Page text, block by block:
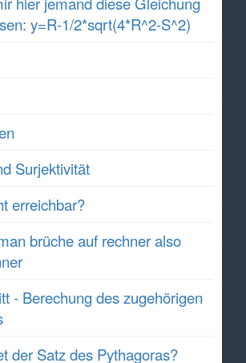
y=R-1/2*sqrt(4*R^2-S^2)
Surjektivität
erreichbar?
brüche auf rechner also
- Berechung des zugehörigen
der Satz des Pythagoras?